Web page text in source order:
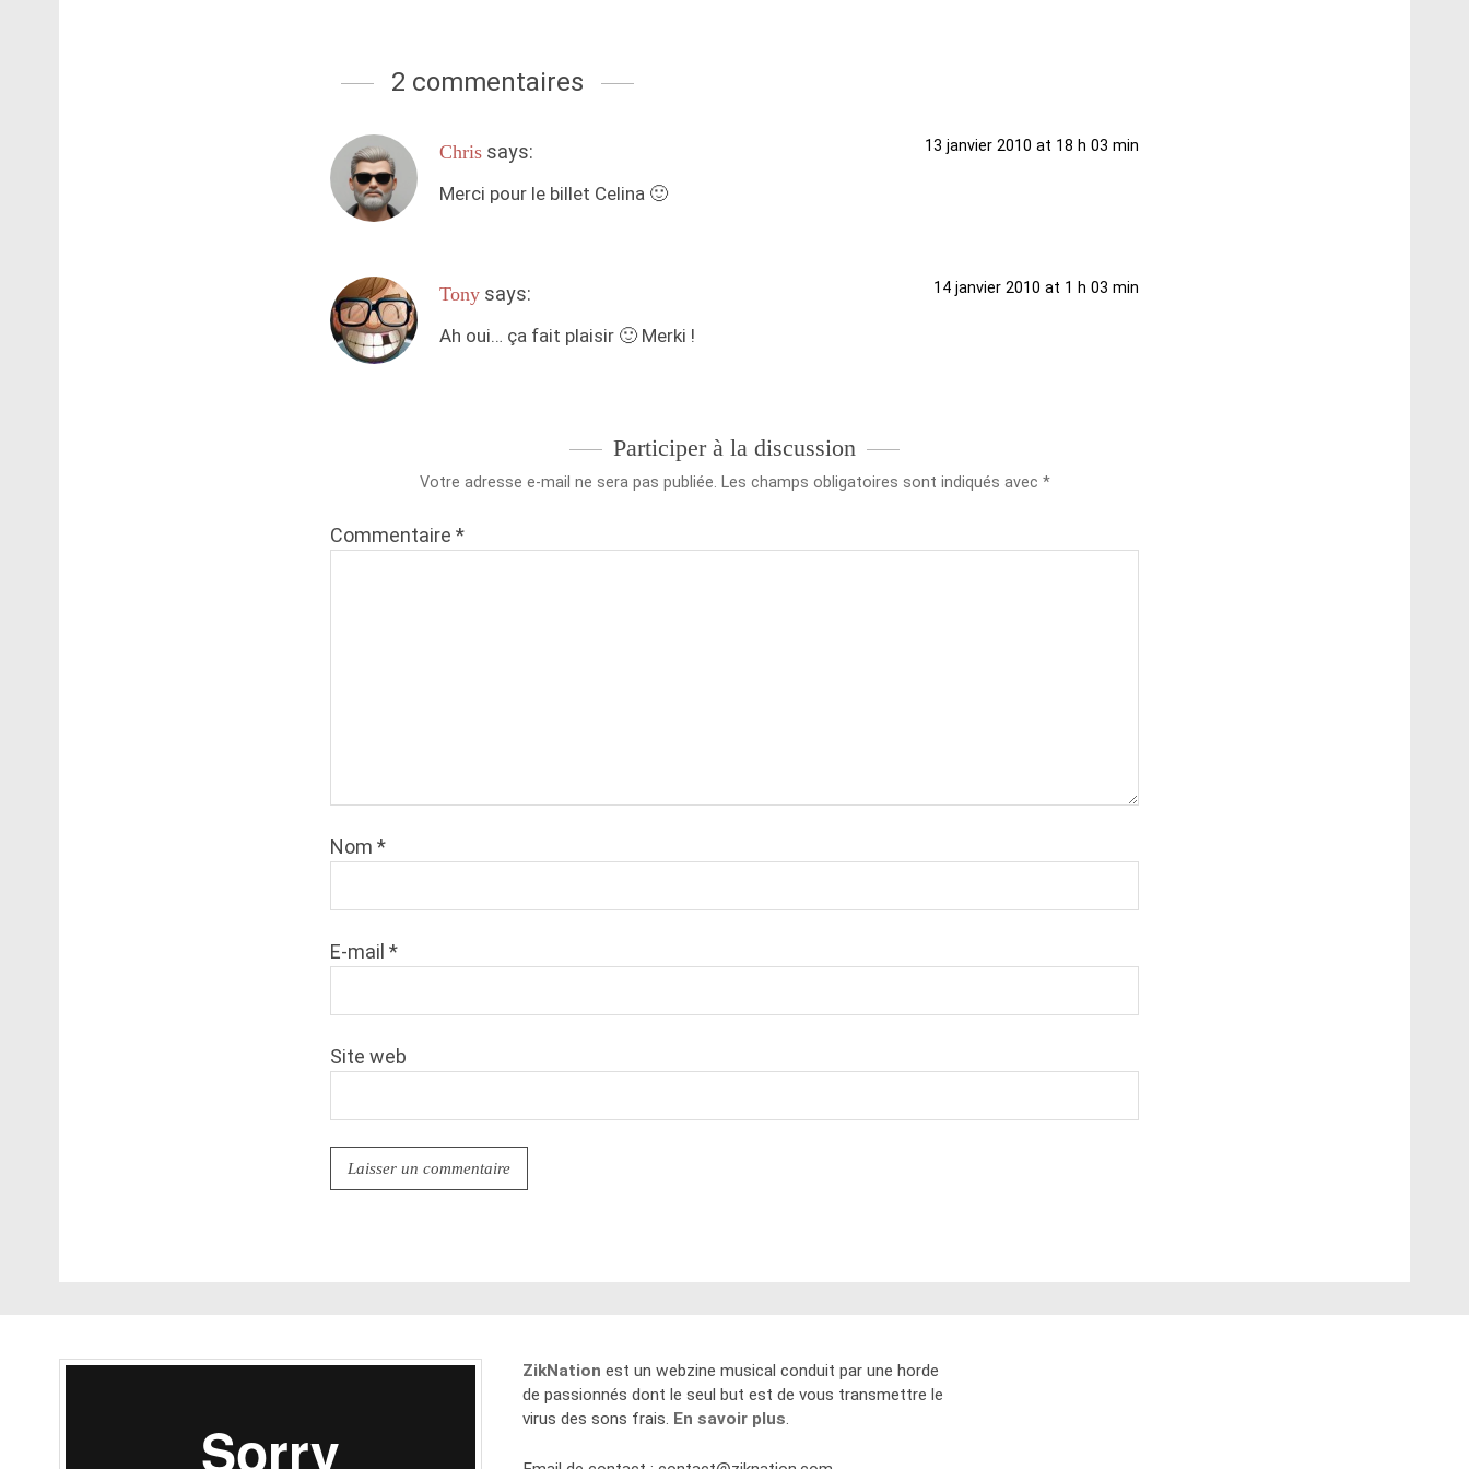
2 commentaires
Chris says: 13 janvier 2010 at 18 h 03 min
Merci pour le billet Celina 🙂
Tony says: 14 janvier 2010 at 1 h 03 min
Ah oui… ça fait plaisir 🙂 Merki !
Participer à la discussion
Votre adresse e-mail ne sera pas publiée. Les champs obligatoires sont indiqués avec *
Commentaire *
Nom *
E-mail *
Site web
ZikNation est un webzine musical conduit par une horde
de passionnés dont le seul but est de vous transmettre le
virus des sons frais. En savoir plus.